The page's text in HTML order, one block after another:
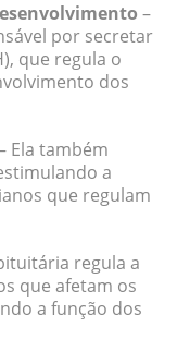
–
por secretar
que regula o
dos
Ela também
a
que regulam
regula a
que afetam os
a função dos